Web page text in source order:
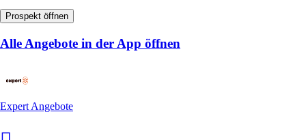
Prospekt öffnen
Alle Angebote in der App öffnen
Expert Angebote